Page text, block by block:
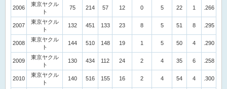
2006
東京ヤクル
ト
75 214 57 12 0 5 22 1 .266
2007
東京ヤクル
ト
132 451 133 23 8 5 51 8 .295
2008
東京ヤクル
ト
144 510 148 19 1 5 50 4 .290
2009
東京ヤクル
ト
130 434 112 24 2 4 35 6 .258
2010
東京ヤクル
ト
140 516 155 16 2 4 54 4 .300